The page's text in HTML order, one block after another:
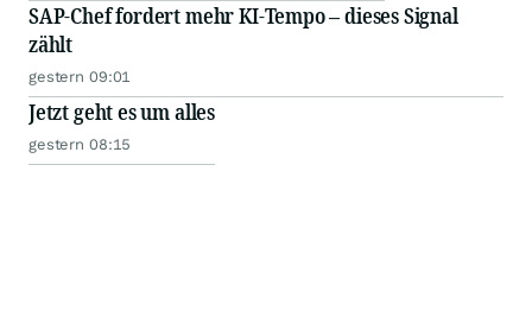
SAP-Chef fordert mehr KI-Tempo – dieses Signal
zählt
gestern 09:01
Jetzt geht es um alles
gestern 08:15